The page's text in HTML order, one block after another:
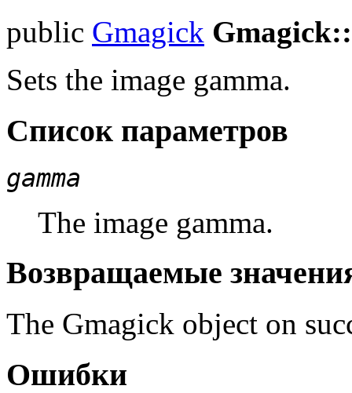
public Gmagick
Sets the image gamma.
Список параметров
gamma
The image gamma.
Возвращаемые
The Gmagick object on
Ошибки